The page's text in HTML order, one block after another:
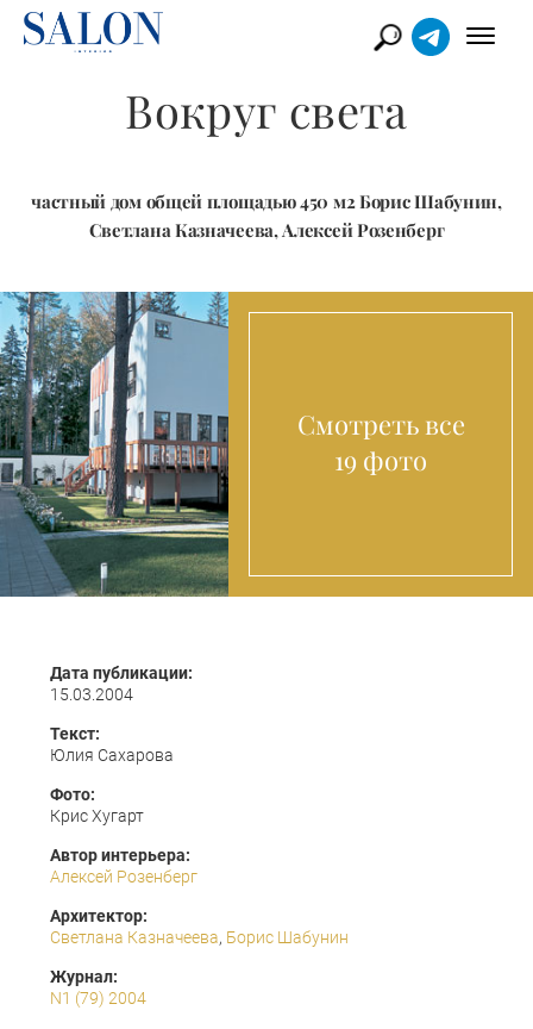
Вокруг света
частный дом общей площадью 450 м2 Борис Шабунин,
Светлана Казначеева, Алексей Розенберг
Смотреть все
19 фото
Дата публикации:
15.03.2004
Текст:
Юлия Сахарова
Фото:
Крис Хугарт
Автор интерьера:
Алексей Розенберг
Архитектор:
Светлана Казначеева, Борис Шабунин
Журнал:
N1 (79) 2004